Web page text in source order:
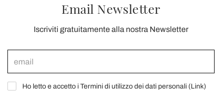
Email Newsletter
Iscriviti gratuitamente alla nostra Newsletter
Ho letto e accetto i Termini di utilizzo dei dati personali (Link)